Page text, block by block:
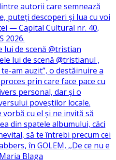
lui de scenă @tristian